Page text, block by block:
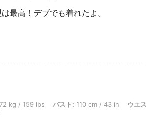
最高！デブでも着れたよ。
159 lbs, バスト: 110 cm / 43 in, ウエスト: 79 cm /
72 kg / 159 lbs バスト: 110 cm / 43 in ウエ